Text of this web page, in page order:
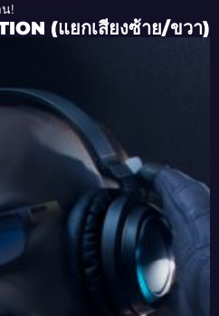
!
(แยกเสียงซ้าย/ขวา)